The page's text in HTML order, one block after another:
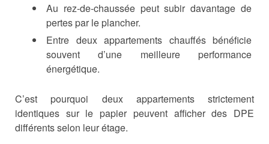
Au rez-de-chaussée peut subir davantage de
pertes par le plancher.
Entre deux appartements chauffés bénéficie
souvent d’une meilleure performance
énergétique.
C’est pourquoi deux appartements strictement
identiques sur le papier peuvent afficher des DPE
différents selon leur étage.